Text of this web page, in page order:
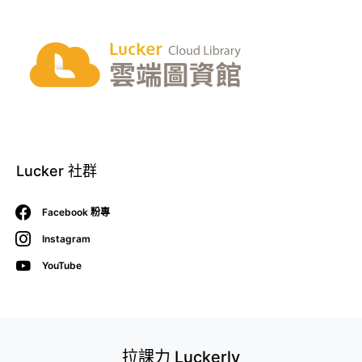
Lucker 社群
Facebook 粉專
Instagram
YouTube
拉課力 Luckerly